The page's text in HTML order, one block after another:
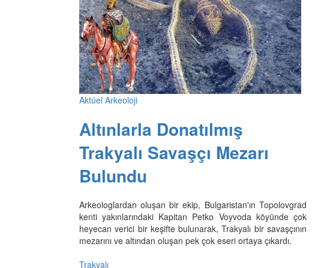
Aktüel Arkeoloji
Altınlarla Donatılmış
Trakyalı Savaşçı Mezarı
Bulundu
Arkeologlardan oluşan bir ekip, Bulgaristan'ın Topolovgrad
kenti yakınlarındaki Kapitan Petko Voyvoda köyünde çok
heyecan verici bir keşifte bulunarak, Trakyalı bir savaşçının
mezarını ve altından oluşan pek çok eseri ortaya çıkardı.
Trakyalı